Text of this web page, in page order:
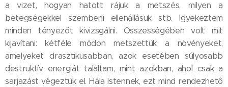
a vizet, hogyan hatott rájuk a metszés, milyen a
betegségekkel szembeni ellenállásuk stb. Igyekeztem
minden tényezőt kivizsgálni. Összességében volt mit
kijavítani: kétféle módon metszettük a növényeket,
amelyeket drasztikusabban, azok esetében súlyosabb
destruktív energiát találtam, mint azokban, ahol csak a
sarjazást végeztük el. Hála Istennek, ezt mind rendezhető